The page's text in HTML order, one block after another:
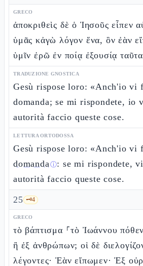
GRECO
ἀποκριθεὶς δὲ ὁ Ἰησοῦς εἶπεν
ὑμᾶς κἀγὼ λόγον ἕνα, ὃν ἐὰν
ὑμῖν ἐρῶ ἐν ποίᾳ ἐξουσίᾳ
TRADUZIONE GNOSTICA
Gesù rispose loro: «Anch'io vi
domanda; se mi rispondete, io
autorità faccio queste cose.
LETTURA ORTODOSSA
Gesù rispose loro: «Anch'io vi
domandaⓘ: se mi rispondete,
autorità faccio queste cose.
25 🗝️4
GRECO
τὸ βάπτισμα ⸀τὸ Ἰωάννου
ἢ ἐξ ἀνθρώπων; οἱ δὲ
λέγοντες· Ἐὰν εἴπωμεν· Ἐξ